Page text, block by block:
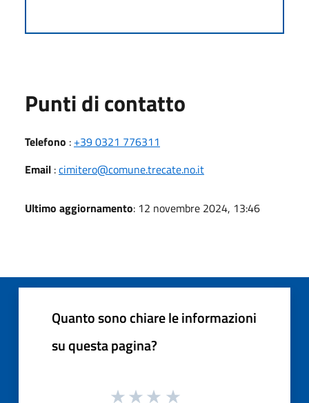
Punti di contatto
Telefono : +39 0321 776311
Email :cimitero@comune.trecate.no.it
Ultimo aggiornamento: 12 novembre 2024, 13:46
Quanto sono chiare le informazioni
su questa pagina?